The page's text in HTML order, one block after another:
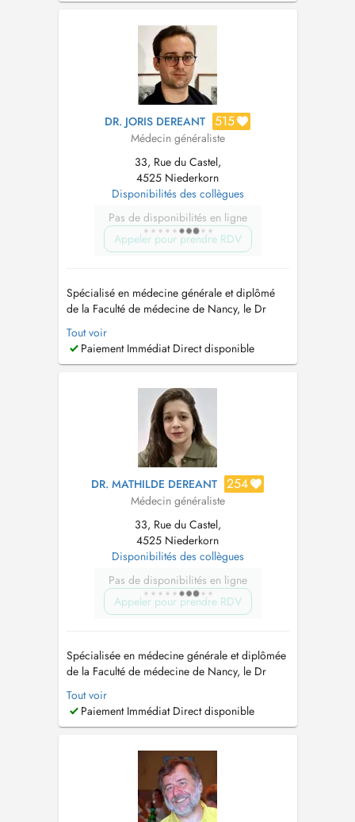
DR. JORIS DEREANT 515
Médecin généraliste
33, Rue du Castel,
4525 Niederkorn
Disponibilités des collègues
Pas de disponibilités en ligne
Appeler pour prendre RDV
Spécialisé en médecine générale et diplômé
de la Faculté de médecine de Nancy, le Dr
Joris Dereant propose des consultations de
médecine générale pour les enfants de 0 à 18
ans et les adultes. Consultations au Centre
Adresse : 33, rue du Castel, L-4525 ...
Tout voir
Paiement Immédiat Direct disponible
DR. MATHILDE DEREANT 254
Médecin généraliste
33, Rue du Castel,
4525 Niederkorn
Disponibilités des collègues
Pas de disponibilités en ligne
Appeler pour prendre RDV
Spécialisée en médecine générale et diplômée
de la Faculté de médecine de Nancy, le Dr
Mathilde Dereant propose des consultations en
français et en anglais pour les enfants de 0 à
18 ans et les adultes. Consultations au Centre
Adresse : 33, rue du Castel,...
Tout voir
Paiement Immédiat Direct disponible